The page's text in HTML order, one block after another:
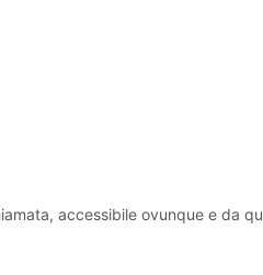
accessibile ovunque e da